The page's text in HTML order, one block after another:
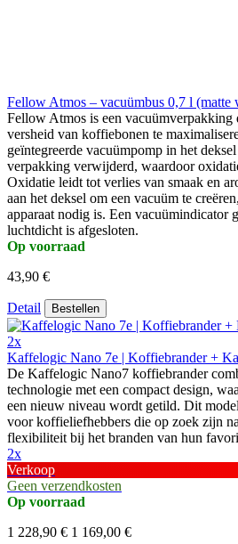
Fellow Atmos – vacuümbus 0,7 l (matte
Fellow Atmos is een vacuümverpakking
versheid van koffiebonen te
geïntegreerde vacuümpomp in het
verpakking verwijderd, waardoor
Oxidatie leidt tot verlies van smaak en
aan het deksel om een vacuüm te
apparaat nodig is. Een vacuümindicator
luchtdicht is afgesloten.
Op voorraad
43,90 €
Detail Bestellen
2x
Kaffelogic Nano 7e | Koffiebrander +
De Kaffelogic Nano7 koffiebrander
technologie met een compact design,
een nieuw niveau wordt getild. Dit
voor koffieliefhebbers die op zoek zijn
flexibiliteit bij het branden van hun
2x
Verkoop
Geen verzendkosten
Op voorraad
1 228,90 € 1 169,00 €